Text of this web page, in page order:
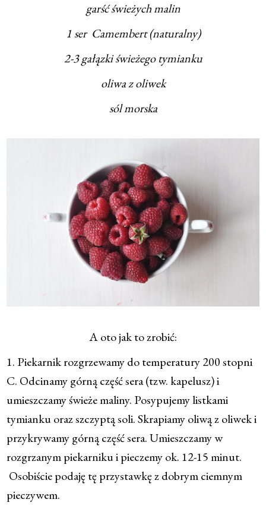
garść świeżych malin
1 ser Camembert (naturalny)
2-3 gałązki świeżego tymianku
oliwa z oliwek
sól morska
A oto jak to zrobić:
1. Piekarnik rozgrzewamy do temperatury 200 stopni
C. Odcinamy górną część sera (tzw. kapelusz) i
umieszczamy świeże maliny. Posypujemy listkami
tymianku oraz szczyptą soli. Skrapiamy oliwą z oliwek i
przykrywamy górną część sera. Umieszczamy w
rozgrzanym piekarniku i pieczemy ok. 12-15 minut.
Osobiście podaję tę przystawkę z dobrym ciemnym
pieczywem.